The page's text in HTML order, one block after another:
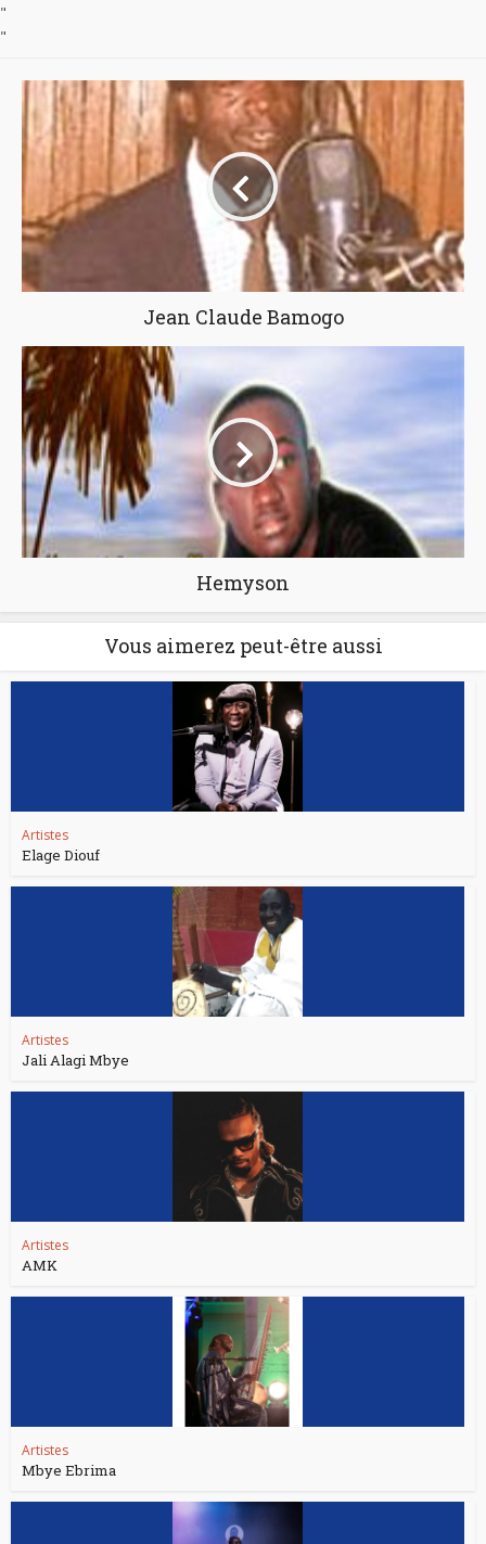
"
"
Jean Claude Bamogo
Hemyson
Vous aimerez peut-être aussi
Artistes
Elage Diouf
Artistes
Jali Alagi Mbye
Artistes
AMK
Artistes
Mbye Ebrima